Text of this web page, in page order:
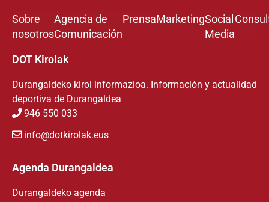
Sobre
nosotros
Agencia de
Comunicación
PrensaMarketingSocial
Media
DOT Kirolak
Durangaldeko kirol informazioa. Información y actualidad
deportiva de Durangaldea
946 550 033
info@dotkirolak.eus
Agenda Durangaldea
Durangaldeko agenda